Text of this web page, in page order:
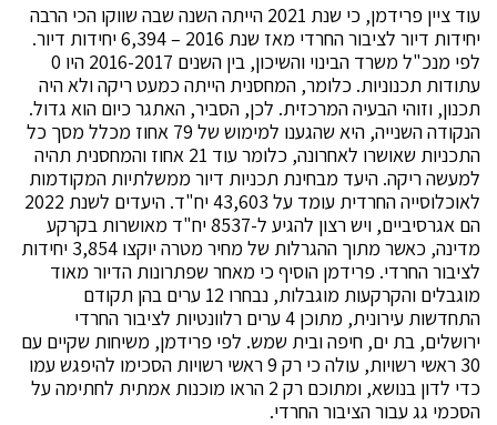
עוד ציין פרידמן, כי שנת 2021 הייתה השנה שבה שווקו הכי הרבה
יחידות דיור לציבור החרדי מאז שנת 2016 – 6,394 יחידות דיור.
לפי מנכ"ל משרד הבינוי והשיכון, בין השנים 2016-2017 היו 0
עתודות תכנוניות. כלומר, המחסנית הייתה כמעט ריקה ולא היה
תכנון, וזוהי הבעיה המרכזית. לכן, הסביר, האתגר כיום הוא גדול.
הנקודה השנייה, היא שהגענו למימוש של 79 אחוז מכלל מסך כל
התכניות שאושרו לאחרונה, כלומר עוד 21 אחוז והמחסנית תהיה
למעשה ריקה. היעד מבחינת תכניות דיור ממשלתיות המקודמות
לאוכלוסייה החרדית עומד על 43,603 יח"ד. היעדים לשנת 2022
הם אגרסיביים, ויש רצון להגיע ל-8537 יח"ד מאושרות בקרקע
מדינה, כאשר מתוך ההגרלות של מחיר מטרה יוקצו 3,854 יחידות
לציבור החרדי. פרידמן הוסיף כי מאחר שפתרונות הדיור מאוד
מוגבלים והקרקעות מוגבלות, נבחרו 12 ערים בהן תקודם
התחדשות עירונית, מתוכן 4 ערים רלוונטיות לציבור החרדי
ירושלים, בת ים, חיפה ובית שמש. לפי פרידמן, משיחות שקיים עם
30 ראשי רשויות, עולה כי רק 9 ראשי רשויות הסכימו להיפגש עמו
כדי לדון בנושא, ומתוכם רק 2 הראו מוכנות אמתית לחתימה על
הסכמי גג עבור הציבור החרדי.